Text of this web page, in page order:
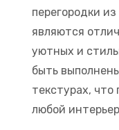
перегородки
являются
уютных и
быть
текстурах, что
любой